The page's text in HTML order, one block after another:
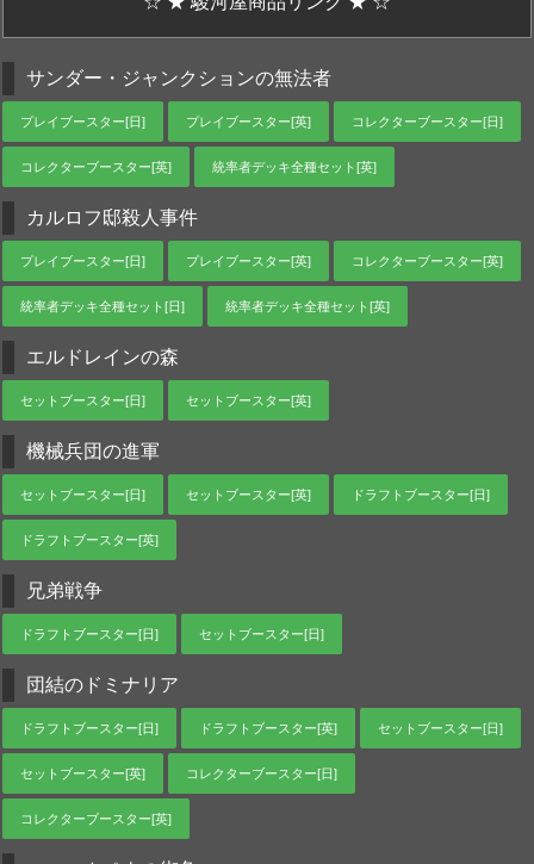
サンダー・ジャンクションの無法者
プレイブースター[日] プレイブースター[英] コレクターブースター[日]
コレクターブースター[英] 統率者デッキ全種セット[英]
カルロフ邸殺人事件
プレイブースター[日] プレイブースター[英] コレクターブースター[英]
統率者デッキ全種セット[日] 統率者デッキ全種セット[英]
エルドレインの森
セットブースター[日] セットブースター[英]
機械兵団の進軍
セットブースター[日] セットブースター[英] ドラフトブースター[日]
ドラフトブースター[英]
兄弟戦争
ドラフトブースター[日] セットブースター[日]
団結のドミナリア
ドラフトブースター[日] ドラフトブースター[英] セットブースター[日]
セットブースター[英] コレクターブースター[日]
コレクターブースター[英]